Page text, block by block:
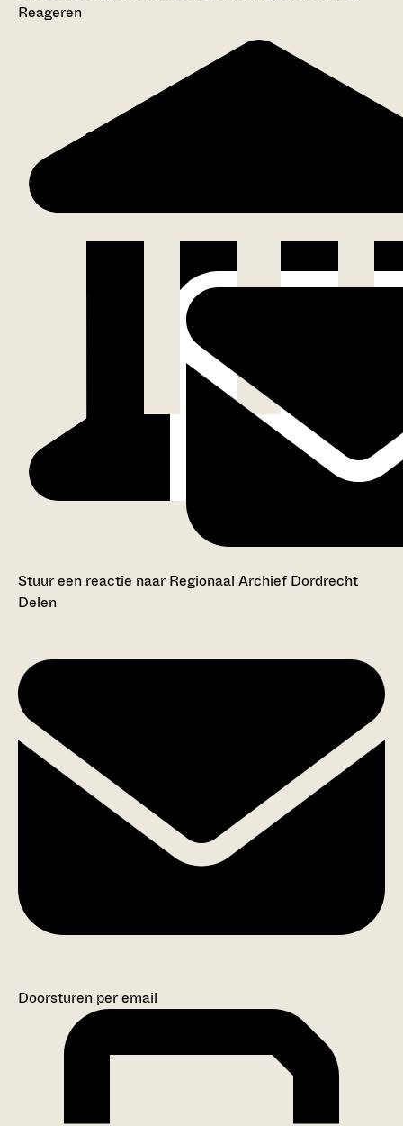
Reageren
Stuur een reactie naar Regionaal Archief Dordrecht
Delen
Doorsturen per email